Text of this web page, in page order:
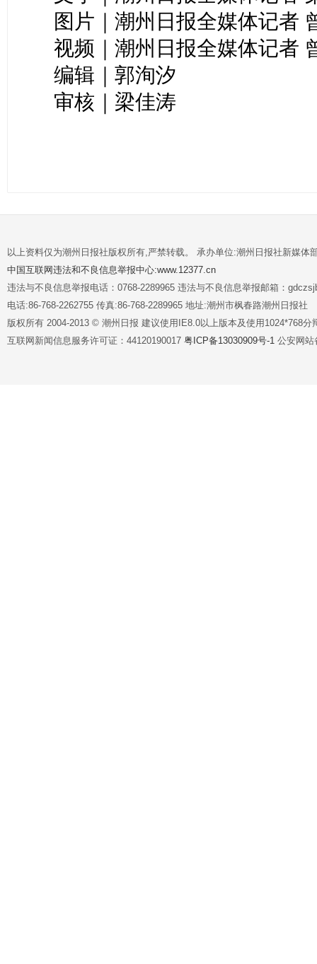
图片｜潮州日报全媒体记者
视频｜潮州日报全媒体记者
编辑｜郭洵汐
审核｜梁佳涛
以上资料仅为潮州日报社版权所有,严禁转载。 承办单位:潮州日报社新媒体
中国互联网违法和不良信息举报中心:www.12377.cn
违法与不良信息举报电话：0768-2289965 违法与不良信息举报邮箱：
电话:86-768-2262755 传真:86-768-2289965 地址:潮州市枫春路潮州日报社
版权所有 2004-2013 © 潮州日报 建议使用IE8.0以上版本及使用1024*768分
互联网新闻信息服务许可证：44120190017 粤ICP备13030909号-1 公安网站